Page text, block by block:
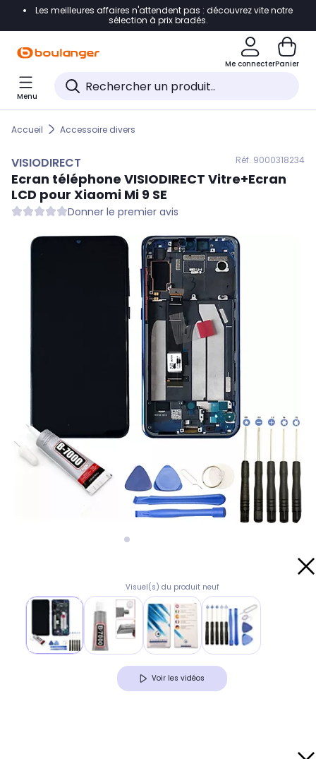
Accéder directement à la navigation
Accéder directement au pied de page
Accéder directement au chatbot
Les meilleures affaires n'attendent pas : découvrez vite notre
sélection à prix bradés.
Me connecterPanier
Menu
Accueil Accessoire divers
VISIODIRECT Réf. 9000318234
Ecran téléphone VISIODIRECT Vitre+Ecran
LCD pour Xiaomi Mi 9 SE
Donner le premier avis
Visuel(s) du produit neuf
Voir les vidéos